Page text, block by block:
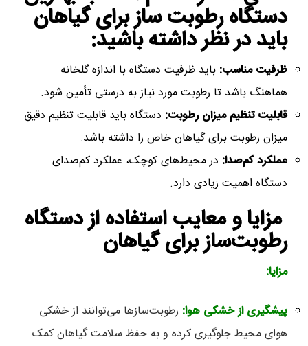
دستگاه‌ رطوبت ساز برای گیاهان
باید در نظر داشته باشید:
ظرفیت مناسب: باید ظرفیت دستگاه با اندازه گلخانه
هماهنگ باشد تا رطوبت مورد نیاز به درستی تأمین شود.
قابلیت تنظیم میزان رطوبت: دستگاه باید قابلیت تنظیم دقیق
میزان رطوبت برای گیاهان خاص را داشته باشد.
عملکرد کم‌صدا: در محیط‌های کوچک، عملکرد کم‌صدای
دستگاه اهمیت زیادی دارد.
مزایا و معایب استفاده از دستگاه
رطوبت‌ساز برای گیاهان
مزایا:
پیشگیری از خشکی هوا: رطوبت‌سازها می‌توانند از خشکی
هوای محیط جلوگیری کرده و به حفظ سلامت گیاهان کمک